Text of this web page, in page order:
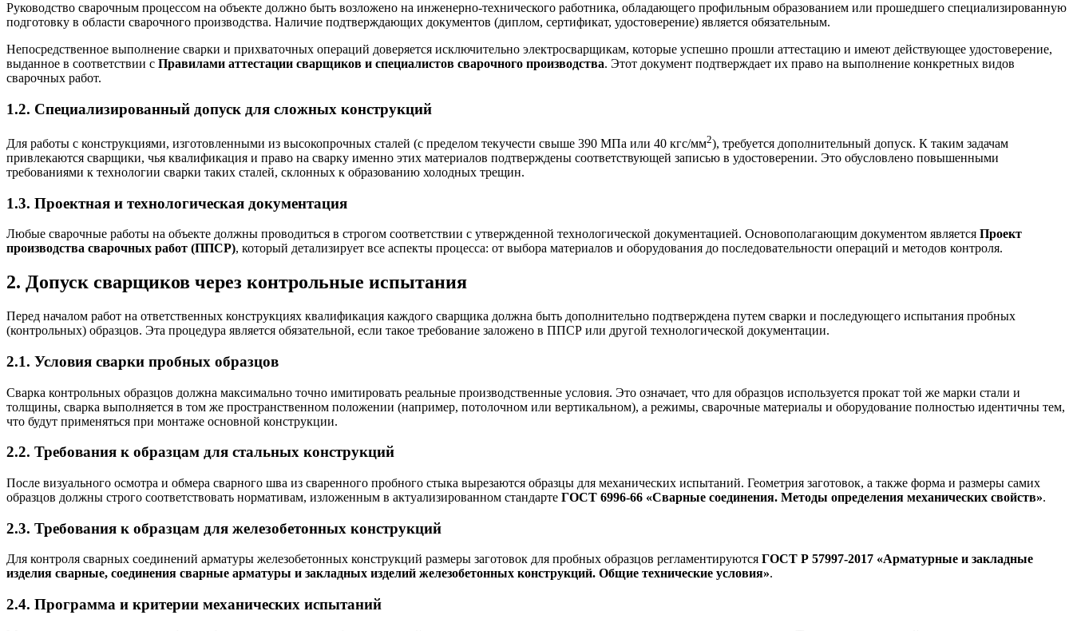
Руководство сварочным процессом на объекте должно быть возложено на инженерно-технического работника, обладающего профильным образованием или прошедшего специализированную
подготовку в области сварочного производства. Наличие подтверждающих документов (диплом, сертификат, удостоверение) является обязательным.
Непосредственное выполнение сварки и прихваточных операций доверяется исключительно электросварщикам, которые успешно прошли аттестацию и имеют действующее удостоверение,
выданное в соответствии с Правилами аттестации сварщиков и специалистов сварочного производства. Этот документ подтверждает их право на выполнение конкретных видов
сварочных работ.
1.2. Специализированный допуск для сложных конструкций
Для работы с конструкциями, изготовленными из высокопрочных сталей (с пределом текучести свыше 390 МПа или 40 кгс/мм2), требуется дополнительный допуск. К таким задачам
привлекаются сварщики, чья квалификация и право на сварку именно этих материалов подтверждены соответствующей записью в удостоверении. Это обусловлено повышенными
требованиями к технологии сварки таких сталей, склонных к образованию холодных трещин.
1.3. Проектная и технологическая документация
Любые сварочные работы на объекте должны проводиться в строгом соответствии с утвержденной технологической документацией. Основополагающим документом является Проект
производства сварочных работ (ППСР), который детализирует все аспекты процесса: от выбора материалов и оборудования до последовательности операций и методов контроля.
2. Допуск сварщиков через контрольные испытания
Перед началом работ на ответственных конструкциях квалификация каждого сварщика должна быть дополнительно подтверждена путем сварки и последующего испытания пробных
(контрольных) образцов. Эта процедура является обязательной, если такое требование заложено в ППСР или другой технологической документации.
2.1. Условия сварки пробных образцов
Сварка контрольных образцов должна максимально точно имитировать реальные производственные условия. Это означает, что для образцов используется прокат той же марки стали и
толщины, сварка выполняется в том же пространственном положении (например, потолочном или вертикальном), а режимы, сварочные материалы и оборудование полностью идентичны тем,
что будут применяться при монтаже основной конструкции.
2.2. Требования к образцам для стальных конструкций
После визуального осмотра и обмера сварного шва из сваренного пробного стыка вырезаются образцы для механических испытаний. Геометрия заготовок, а также форма и размеры самих
образцов должны строго соответствовать нормативам, изложенным в актуализированном стандарте ГОСТ 6996-66 «Сварные соединения. Методы определения механических свойств».
2.3. Требования к образцам для железобетонных конструкций
Для контроля сварных соединений арматуры железобетонных конструкций размеры заготовок для пробных образцов регламентируются ГОСТ Р 57997-2017 «Арматурные и закладные
изделия сварные, соединения сварные арматуры и закладных изделий железобетонных конструкций. Общие технические условия».
2.4. Программа и критерии механических испытаний